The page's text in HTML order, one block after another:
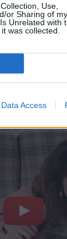
Use,
or Sharing of my
Unrelated with
was collected.
Data Access